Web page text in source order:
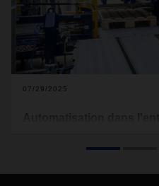
07/29/2025
installation de fabrication de